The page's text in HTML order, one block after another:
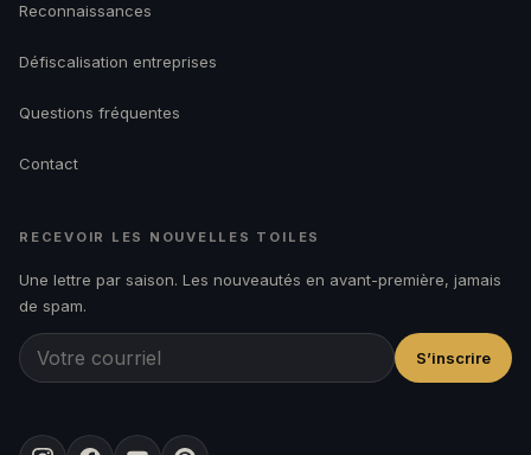
Reconnaissances
Défiscalisation entreprises
Questions fréquentes
Contact
RECEVOIR LES NOUVELLES TOILES
Une lettre par saison. Les nouveautés en avant-première, jamais
de spam.
S’inscrire